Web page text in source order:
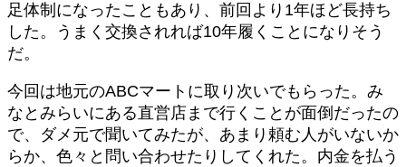
足体制になったこともあり、前回より1年ほど長持ち
した。うまく交換されれば10年履くことになりそう
だ。
今回は地元のABCマートに取り次いでもらった。み
なとみらいにある直営店まで行くことが面倒だったの
で、ダメ元で聞いてみたが、あまり頼む人がいないか
らか、色々と問い合わせたりしてくれた。内金を払う